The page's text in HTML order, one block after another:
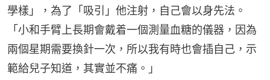
學樣」，為了「吸引」他注射，自己會以身先法。
「小和手臂上長期會戴着一個測量血糖的儀器，因為
兩個星期需要換針一次，所以我有時也會插自己，示
範給兒子知道，其實並不痛。」